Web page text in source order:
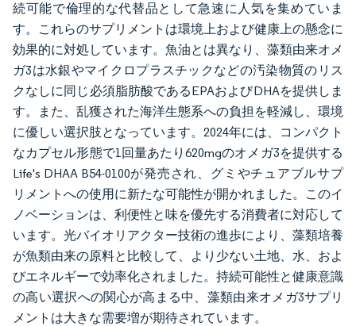
続可能で倫理的な代替品として急速に人気を集めていま
す。これらのサプリメントは環境上および健康上の懸念に
効果的に対処しています。魚油とは異なり、藻類由来オメ
ガ3は水銀やマイクロプラスチックなどの汚染物質のリス
クなしに同じ必須脂肪酸であるEPAおよびDHAを提供しま
す。また、乱獲された海洋生態系への負担を軽減し、環境
に優しい選択肢となっています。2024年には、コンパクト
なカプセル形態で1回量あたり620mgのオメガ3を提供する
Life's DHAA B54-0100が発売され、グミやチュアブルサプ
リメントへの使用に新たな可能性が開かれました。このイ
ノベーションは、利便性と味を優先する消費者に対応して
います。光バイオリアクター技術の進歩により、藻類培養
が魚類由来の原料と比較して、より少ない土地、水、およ
びエネルギーで効率化されました。持続可能性と健康意識
の高い選択への関心が高まる中、藻類由来オメガ3サプリ
メントは大きな需要増が期待されています。